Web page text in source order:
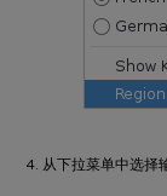
从下拉菜单中选择